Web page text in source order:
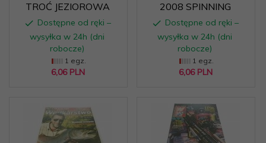
TROĆ JEZIOROWA
Dostępne od ręki –
wysyłka w 24h (dni
robocze)
1 egz.
6,06 PLN
2008 SPINNING
Dostępne od ręki –
wysyłka w 24h (dni
robocze)
1 egz.
6,06 PLN